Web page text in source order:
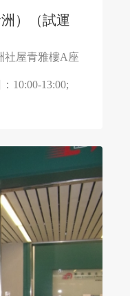
）（試運
社屋青雅樓A座
10:00-13:00;